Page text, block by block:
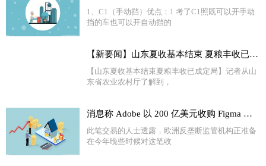
1、C1（手动挡）优点：1 考了C1照既可以开手动
挡的车也可以开自动挡的
【新要闻】山东夏收基本结束 夏粮丰收已成定局
【山东夏收基本结束夏粮丰收已成定局】记者从山
东省农业农村厅了解到，
消息称 Adobe 以 200 亿美元收购 Figma 的交易将面临欧盟调查
此笔交易的人士透露，欧洲反垄断监管机构正准备
在今年晚些时候对这笔收